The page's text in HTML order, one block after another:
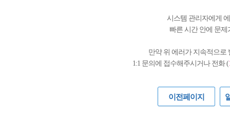
시스템 관리자에게
빠른 시간 안에 문
만약 위 에러가 지속적으로
1:1 문의에 접수해주시거나 전화 (
이전페이지